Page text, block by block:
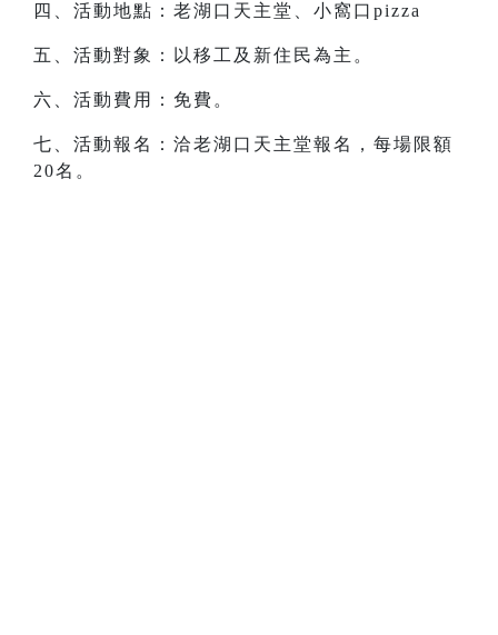
四、活動地點：老湖口天主堂、小窩口pizza
五、活動對象：以移工及新住民為主。
六、活動費用：免費。
七、活動報名：洽老湖口天主堂報名，每場限額
20名。